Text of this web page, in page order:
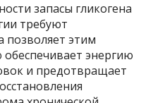
запасы гликогена
требуют
позволяет этим
обеспечивает энергию
и предотвращает